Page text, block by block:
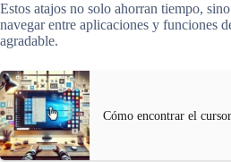
Estos atajos no solo ahorran tiempo,
navegar entre aplicaciones y funciones
agradable.
Cómo encontrar el